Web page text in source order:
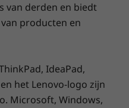
van derden en biedt
producten en
IdeaPad,
het Lenovo-logo zijn
Microsoft, Windows,